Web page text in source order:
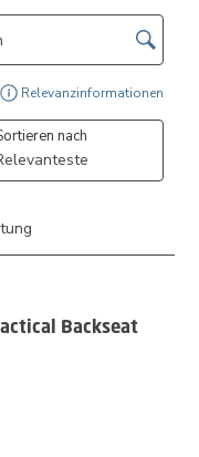
Relevanzinformationen
nach
Backseat